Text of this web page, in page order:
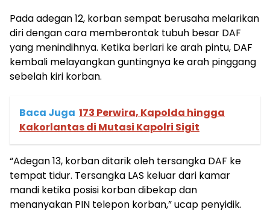
Pada adegan 12, korban sempat berusaha melarikan
diri dengan cara memberontak tubuh besar DAF
yang menindihnya. Ketika berlari ke arah pintu, DAF
kembali melayangkan guntingnya ke arah pinggang
sebelah kiri korban.
Baca Juga 173 Perwira, Kapolda hingga
Kakorlantas di Mutasi Kapolri Sigit
“Adegan 13, korban ditarik oleh tersangka DAF ke
tempat tidur. Tersangka LAS keluar dari kamar
mandi ketika posisi korban dibekap dan
menanyakan PIN telepon korban,” ucap penyidik.